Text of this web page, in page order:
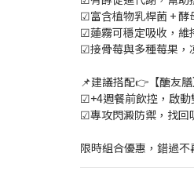
☑富含植物乳桿菌 + 酵
☑蓮霧可穩定吸收，維
☑接骨莓與多種莓果，
📌建議搭配👉【醣友膳
☑+4週餐前飲控，啟動
☑專攻閃澱防禦，找回
限時組合優惠，錯過不